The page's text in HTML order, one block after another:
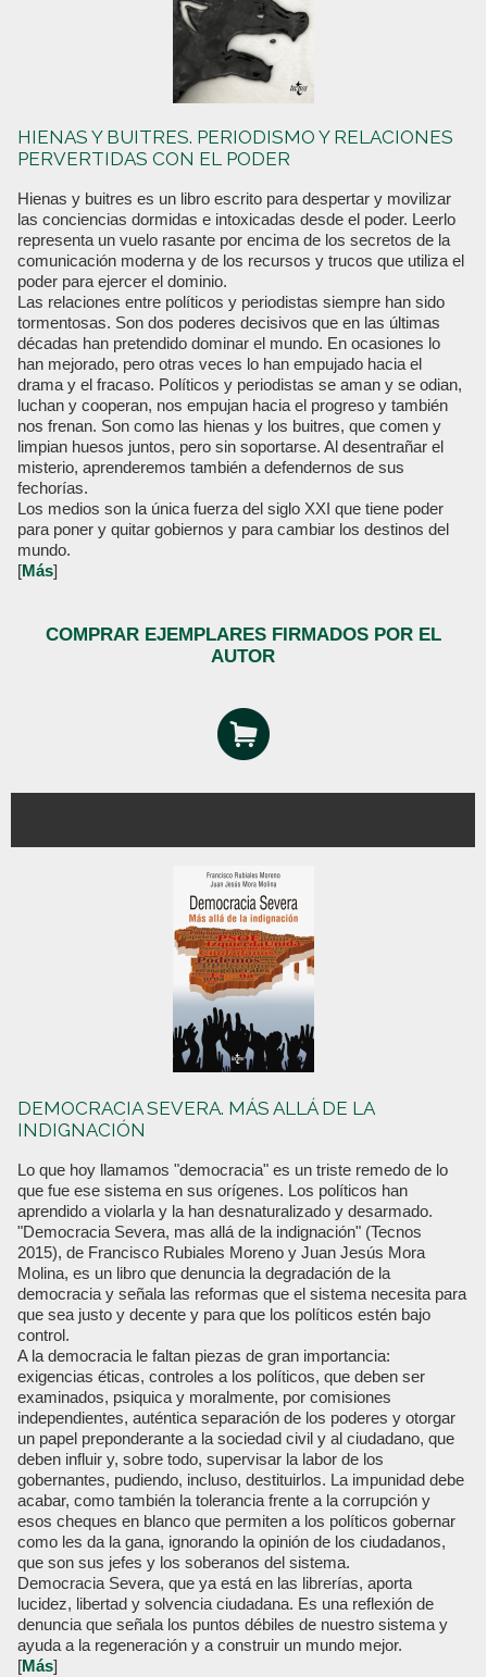
HIENAS Y BUITRES. PERIODISMO Y RELACIONES
PERVERTIDAS CON EL PODER
Hienas y buitres es un libro escrito para despertar y movilizar
las conciencias dormidas e intoxicadas desde el poder. Leerlo
representa un vuelo rasante por encima de los secretos de la
comunicación moderna y de los recursos y trucos que utiliza el
poder para ejercer el dominio.
Las relaciones entre políticos y periodistas siempre han sido
tormentosas. Son dos poderes decisivos que en las últimas
décadas han pretendido dominar el mundo. En ocasiones lo
han mejorado, pero otras veces lo han empujado hacia el
drama y el fracaso. Políticos y periodistas se aman y se odian,
luchan y cooperan, nos empujan hacia el progreso y también
nos frenan. Son como las hienas y los buitres, que comen y
limpian huesos juntos, pero sin soportarse. Al desentrañar el
misterio, aprenderemos también a defendernos de sus
fechorías.
Los medios son la única fuerza del siglo XXI que tiene poder
para poner y quitar gobiernos y para cambiar los destinos del
mundo.
[Más]
COMPRAR EJEMPLARES FIRMADOS POR EL
AUTOR
DEMOCRACIA SEVERA. MÁS ALLÁ DE LA
INDIGNACIÓN
Lo que hoy llamamos "democracia" es un triste remedo de lo
que fue ese sistema en sus orígenes. Los políticos han
aprendido a violarla y la han desnaturalizado y desarmado.
"Democracia Severa, mas allá de la indignación" (Tecnos
2015), de Francisco Rubiales Moreno y Juan Jesús Mora
Molina, es un libro que denuncia la degradación de la
democracia y señala las reformas que el sistema necesita para
que sea justo y decente y para que los políticos estén bajo
control.
A la democracia le faltan piezas de gran importancia:
exigencias éticas, controles a los políticos, que deben ser
examinados, psiquica y moralmente, por comisiones
independientes, auténtica separación de los poderes y otorgar
un papel preponderante a la sociedad civil y al ciudadano, que
deben influir y, sobre todo, supervisar la labor de los
gobernantes, pudiendo, incluso, destituirlos. La impunidad debe
acabar, como también la tolerancia frente a la corrupción y
esos cheques en blanco que permiten a los políticos gobernar
como les da la gana, ignorando la opinión de los ciudadanos,
que son sus jefes y los soberanos del sistema.
Democracia Severa, que ya está en las librerías, aporta
lucidez, libertad y solvencia ciudadana. Es una reflexión de
denuncia que señala los puntos débiles de nuestro sistema y
ayuda a la regeneración y a construir un mundo mejor.
[Más]